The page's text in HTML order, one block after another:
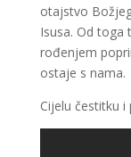
otajstvo
Isusa. Od toga
rođenjem
ostaje s nama.
Cijelu čestitku